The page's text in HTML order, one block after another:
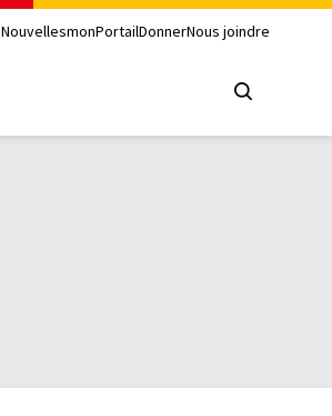
monPortailDonnerNous joindre